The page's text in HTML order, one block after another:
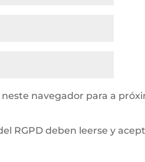
navegador para a
RGPD deben leerse y